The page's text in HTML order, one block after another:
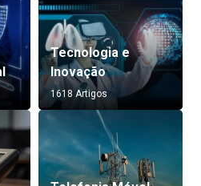
Tecnologia e
Inovação
1618 Artigos